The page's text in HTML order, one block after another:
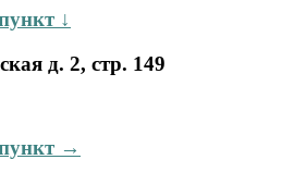
↓
д. 2, стр. 149
→